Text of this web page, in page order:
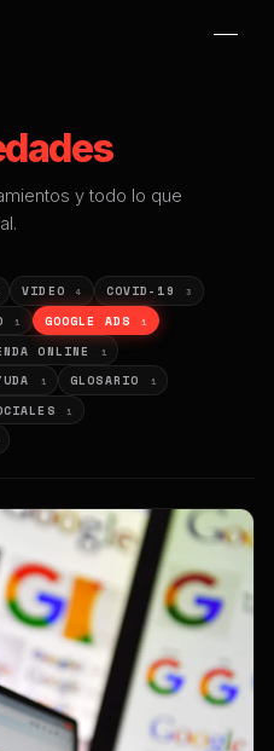
y todo lo que
VIDEO 4 COVID-19 3
1 GOOGLE ADS 1
ONLINE 1
1 GLOSARIO 1
1